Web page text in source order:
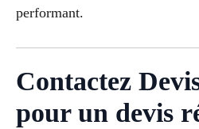
performant.
Contactez
pour un devis